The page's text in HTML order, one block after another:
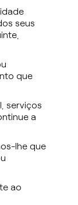
seus
que
serviços
a
lhe que
ao